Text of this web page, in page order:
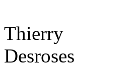
Thierry
Desroses